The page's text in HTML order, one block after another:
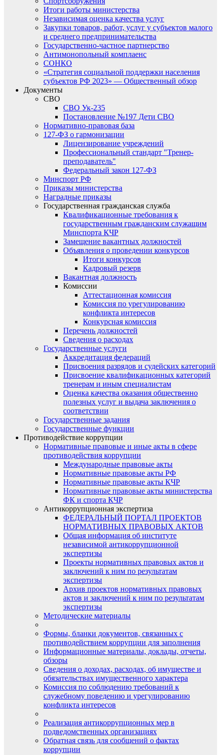
Итоги работы министерства
Независимая оценка качества услуг
Закупки товаров, работ, услуг у субъектов малого
и среднего предпринимательства
Государственно-частное партнерство
Антимонопольный комплаенс
СОНКО
«Стратегия социальной поддержки населения
субъектов РФ 2023» — Общественный обзор
Документы
СВО
СВО Ук-235
Постановление №197 Дети СВО
Нормативно-правовая база
127-ФЗ о гармонизации
Лицензирование учреждений
Профессиональный стандарт "Тренер-
преподаватель"
Федеральный закон 127-ФЗ
Минспорт РФ
Приказы министерства
Наградные приказы
Государственная гражданская служба
Квалификационные требования к
государственным гражданским служащим
Минспорта КЧР
Замещение вакантных должностей
Объявления о проведении конкурсов
Итоги конкурсов
Кадровый резерв
Вакантная должность
Комиссии
Аттестационная комиссия
Комиссия по урегулированию
конфликта интересов
Конкурсная комиссия
Перечень должностей
Сведения о расходах
Государственные услуги
Аккредитация федераций
Присвоения разрядов и судейских категорий
Присвоение квалификационных категорий
тренерам и иным специалистам
Оценка качества оказания общественно
полезных услуг и выдача заключения о
соответствии
Государственные задания
Государственные функции
Противодействие коррупции
Нормативные правовые и иные акты в сфере
противодействия коррупции
Международные правовые акты
Нормативные правовые акты РФ
Нормативные правовые акты КЧР
Нормативные правовые акты министерства
ФК и спорта КЧР
Антикоррупционная экспертиза
ФЕДЕРАЛЬНЫЙ ПОРТАЛ ПРОЕКТОВ
НОРМАТИВНЫХ ПРАВОВЫХ АКТОВ
Общая информация об институте
независимой антикоррупционной
экспертизы
Проекты нормативных правовых актов и
заключений к ним по результатам
экспертизы
Архив проектов нормативных правовых
актов и заключений к ним по результатам
экспертизы
Методические материалы
Формы, бланки документов, связанных с
противодействием коррупции для заполнения
Информационные материалы, доклады, отчеты,
обзоры
Сведения о доходах, расходах, об имуществе и
обязательствах имущественного характера
Комиссия по соблюдению требований к
служебному поведению и урегулированию
конфликта интересов
Реализация антикоррупционных мер в
подведомственных организациях
Обратная связь для сообщений о фактах
коррупции